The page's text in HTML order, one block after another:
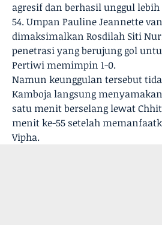
agresif dan berhasil unggul
54. Umpan Pauline Jeannette
dimaksimalkan Rosdilah Siti
penetrasi yang berujung gol
Pertiwi memimpin 1-0.
Namun keunggulan tersebut
Kamboja langsung
satu menit berselang lewat
menit ke-55 setelah
Vipha.